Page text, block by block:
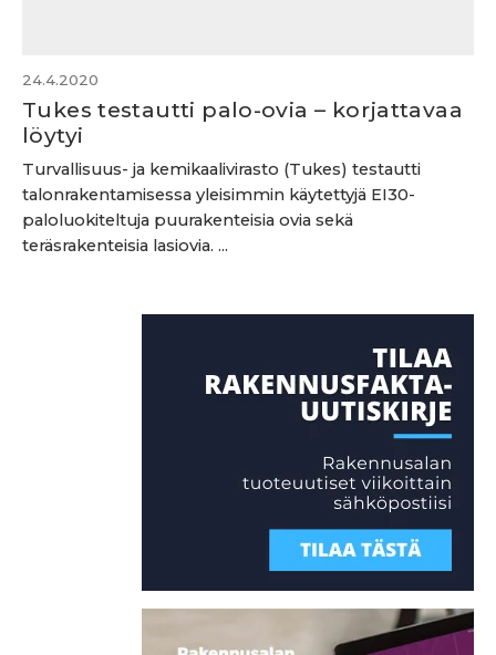
24.4.2020
Tukes testautti palo-ovia – korjattavaa
löytyi
Turvallisuus- ja kemikaalivirasto (Tukes) testautti
talonrakentamisessa yleisimmin käytettyjä EI30-
paloluokiteltuja puurakenteisia ovia sekä
teräsrakenteisia lasiovia. ...